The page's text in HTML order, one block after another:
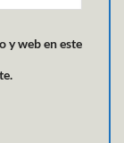
y web en este